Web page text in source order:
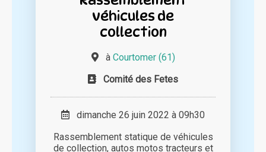
véhicules de
collection
à Courtomer (61)
Comité des Fetes
dimanche 26 juin 2022 à 09h30
Rassemblement statique de véhicules
de collection, autos motos tracteurs et